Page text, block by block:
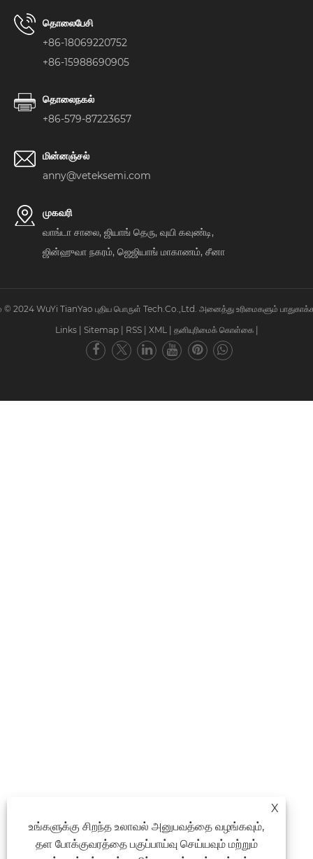
தொலைபேசி
+86-18069220752
+86-15988690905
தொலைநகல்
+86-579-87223657
மின்னஞ்சல்
anny@veteksemi.com
முகவரி
வாங்டா சாலை, ஜியாங் தெரு, வுயி கவுண்டி,
ஜின்ஹுவா நகரம், ஜெஜியாங் மாகாணம், சீனா
© 2024 WuYi TianYao புதிய பொருள் Tech.Co.,Ltd. அனைத்து உரிமைகளும்
Links | Sitemap | RSS | XML | தனியுரிமைக் கொள்கை |
X
உங்களுக்கு சிறந்த உலாவல் அனுபவத்தை வழங்கவும்,
தள போக்குவரத்தை பகுப்பாய்வு செய்யவும் மற்றும்